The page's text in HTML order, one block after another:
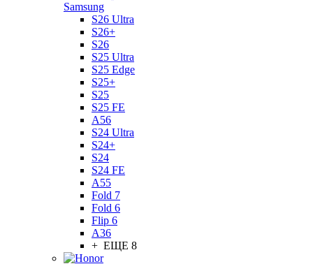
Samsung
S26 Ultra
S26+
S26
S25 Ultra
S25 Edge
S25+
S25
S25 FE
A56
S24 Ultra
S24+
S24
S24 FE
A55
Fold 7
Fold 6
Flip 6
A36
+ ЕЩЕ 8